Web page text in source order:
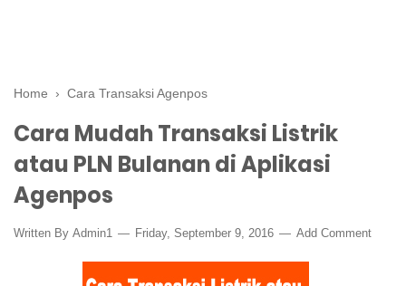
Home › Cara Transaksi Agenpos
Cara Mudah Transaksi Listrik
atau PLN Bulanan di Aplikasi
Agenpos
Written By Admin1 Friday, September 9, 2016 Add Comment